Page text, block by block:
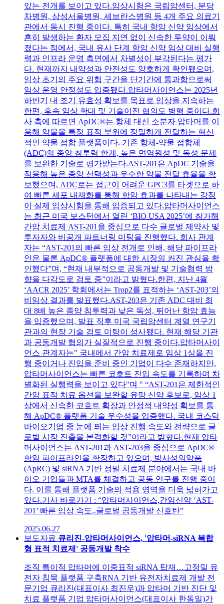
있는 전개를 보이고 있다.임상시험은 국립암센터, 분당
차병원, 삼성서울병원, 세브란스병원 등 4개 주요 의료기
관에서 동시 진행 중이다. 특히 국내 항암 신약 임상에서
흔히 발생하는 환자 모집 지연 없이 신속한 투약이 이뤄
졌다는 점에서, 국내 유사 단계 항암 신약 임상 대비 실행
력과 인프라 운영 측면에서 차별성이 부각된다는 평가
다. 현재까지 내약성과 안전성도 양호하게 확인됐으며,
임상 초기의 주요 위험 구간을 단기간에 통과함으로써
임상 운영 안정성도 입증됐다.압타머사이언스는 2025년
하반기 내 조기 유효성 확보를 목표로 임상을 지속하는
한편, 후속 임상 확대 및 기술이전 협의도 병행 중이다.회
사 측에 따르면 ApDC®는 항체 대신 소분자 압타머를 이
용해 약물을 특정 표적 부위에 정밀하게 전달하는 혁신
적인 약물 접합 플랫폼이다. 기존 항체-약물 접합체
(ADC)의 종양 침투력 한계, 높은 면역원성 및 독성 문제
를 보완한 기술로 평가받는다.AST-201은 ApDC 기술을
적용해 높은 종양 선택성과 우수한 약물 전달 효율을 확
보했으며, ADC로는 접근이 어려운 GPC3를 타겟으로 하
여 빠른 세포 내재화를 통해 항암 효과를 나타내는 강점
이 실제 임상시험을 통해 입증되고 있다.압타머사이언스
는 최근 미국 보스턴에서 열린 ‘BIO USA 2025’에 참가해
간암 치료제 AST-201을 중심으로 다수 글로벌 제약사 및
투자자와 비공개 파트너링 미팅을 진행했다. 회사 관계
자는 “AST-201의 빠른 임상 전개로 인해, 해당 파이프라
인은 물론 ApDC® 플랫폼에 대한 시장의 커진 관심을 확
인했다”며, “현재 내부적으로 공동개발 및 기술협력 방
향을 다각도로 검토 중”이라고 밝혔다.한편, 지난 4월
‘AACR 2025’ 학회에서는 Trop2를 표적하는 ‘AST-203’의
비임상 결과를 발표했다.AST-203은 기존 ADC 대비 최
대 8배 높은 종양 침투력과 낮은 독성, 뛰어난 항암 효능
을 입증했으며, 발표 직후 미국 국립암센터 계열 연구기
관과의 현장 기술 검토 미팅이 성사됐다. 현재 해당 기관
과 공동개발 협의가 실질적으로 진행 중이다.압타머사이
언스 관계자는" 국내에서 간암 치료제로 임상 1상을 진
행 중이거나 진입을 준비 중인 기업이 다수 존재하지만,
압타머사이언스는 빠른 코호트 진입 속도를 기록하며 차
별화된 실행력을 보이고 있다"며 " “AST-201은 제한적인
간암 표적 치료 옵션을 보완할 유망 신약 후보로, 임상 1
상에서 신속한 코호트 확장과 안정적 내약성 확보를 통
해 ApDC® 플랫폼 기술 우수성을 입증했다. 국내 코스닥
바이오기업 중 눈에 띄는 임상 진행 속도와 전략으로 글
로벌 시장 진출을 본격화할 것”이라고 밝혔다.현재 압타
머사이언스는 AST-201과 AST-203을 중심으로 ApDC®
항암 파이프라인을 확장하고 있으며, 방사성의약품
(ApRC) 및 siRNA 기반 정밀 치료제 분야에서는 국내 바
이오 기업들과 MTA를 체결하고 공동 연구를 진행 중이
다. 이를 통해 플랫폼 기술의 적용 영역을 더욱 넓혀가고
있다.기사 바로가기 : “압타머사이언스,간암신약 ‘AST-
201’ 빠른 임상 속도..글로벌 공동개발 신호탄”
2025.06.27
보도자료 큐리진-압타머사이언스, '압타머-siRNA 복합
형 표적 치료제' 공동개발 착수
조직 특이적 압타머에 이중표적 siRNA 탑재…고정밀 유
전자 침묵 플랫폼 구축RNA 기반 유전자치료제 개발 전
문기업 큐리진(대표이사 최진우)과 압타머 기반 진단 및
치료 플랫폼 기업 압타머사이언스(대표이사 한동일)가